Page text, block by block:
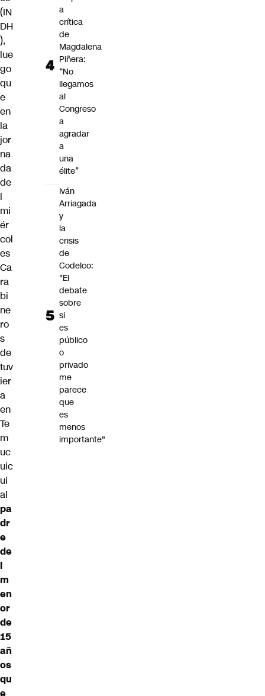
(IN
DH
),
lue
go
qu
e
en
la
jor
na
da
de
l
mi
ér
col
es
Ca
ra
bi
ne
ro
s
de
tuv
ier
a
en
Te
m
uc
uic
ui
al
pa
dr
e
de
l
m
en
or
de
15
añ
os
qu
e
a
crítica
de
Magdalena
Piñera:
“No
llegamos
al
Congreso
a
agradar
a
una
élite”
Iván
Arriagada
y
la
crisis
de
Codelco:
"El
debate
sobre
si
es
público
o
privado
me
parece
que
es
menos
importante"